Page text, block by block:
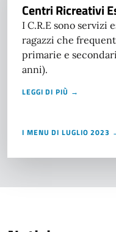
Centri Ricreativi
I C.R.E sono servizi
ragazzi che
primarie e
anni).
LEGGI DI PIÙ →
I MENU DI LUGLIO 2023